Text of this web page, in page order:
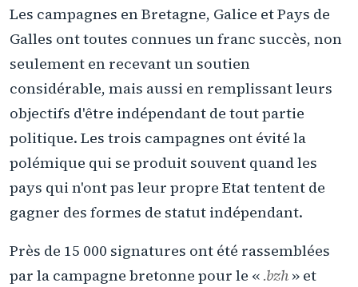
Les campagnes en Bretagne, Galice et Pays de
Galles ont toutes connues un franc succès, non
seulement en recevant un soutien
considérable, mais aussi en remplissant leurs
objectifs d'être indépendant de tout partie
politique. Les trois campagnes ont évité la
polémique qui se produit souvent quand les
pays qui n'ont pas leur propre Etat tentent de
gagner des formes de statut indépendant.
Près de 15 000 signatures ont été rassemblées
par la campagne bretonne pour le « .bzh » et